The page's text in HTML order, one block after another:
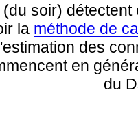
soir)
la méthode de
des
en
du